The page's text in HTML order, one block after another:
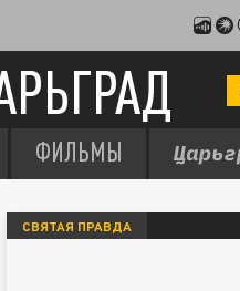
ФИЛЬМЫ
СВЯТАЯ ПРАВДА